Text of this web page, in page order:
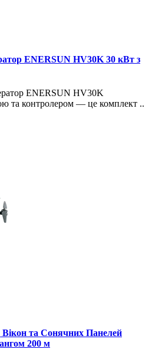
ENERSUN HV30K 30 кВт з
ENERSUN HV30K
та контролером — це комплект ..
та Сонячних Панелей
200 м